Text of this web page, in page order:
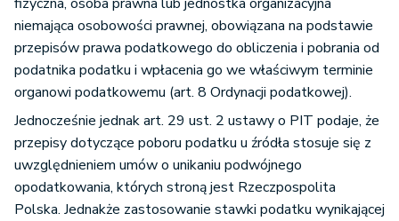
niemająca osobowości prawnej, obowiązana na podstawie
przepisów prawa podatkowego do obliczenia i pobrania od
podatnika podatku i wpłacenia go we właściwym terminie
organowi podatkowemu (art. 8 Ordynacji podatkowej).
Jednocześnie jednak art. 29 ust. 2 ustawy o PIT podaje, że
przepisy dotyczące poboru podatku u źródła stosuje się z
uwzględnieniem umów o unikaniu podwójnego
opodatkowania, których stroną jest Rzeczpospolita
Polska. Jednakże zastosowanie stawki podatku wynikającej